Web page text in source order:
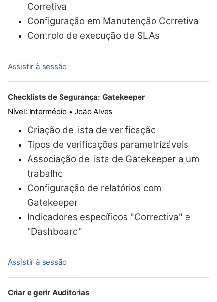
Corretiva
Configuração em Manutenção Corretiva
Controlo de execução de SLAs
Assistir à sessão
Checklists de Segurança: Gatekeeper
Nível: Intermédio • João Alves
Criação de lista de verificação
Tipos de verificações parametrizáveis
Associação de lista de Gatekeeper a um
trabalho
Configuração de relatórios com
Gatekeeper
Indicadores específicos "Correctiva" e
"Dashboard"
Assistir à sessão
Criar e gerir Auditorias